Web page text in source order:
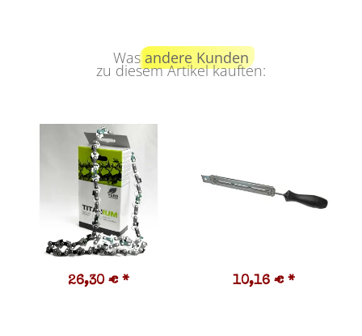
Wasandere Kunden
zu diesem Artikel kauften:
26,30 € * 10,16 € *